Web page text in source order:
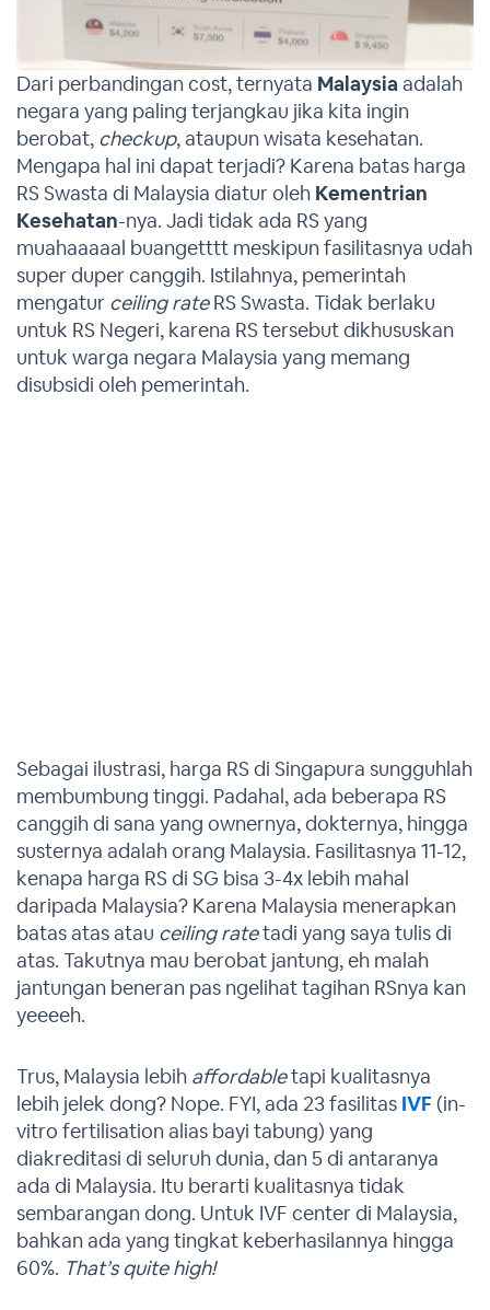
Dari perbandingan cost, ternyata Malaysia adalah
negara yang paling terjangkau jika kita ingin
berobat, checkup, ataupun wisata kesehatan.
Mengapa hal ini dapat terjadi? Karena batas harga
RS Swasta di Malaysia diatur oleh Kementrian
Kesehatan-nya. Jadi tidak ada RS yang
muahaaaaal buangetttt meskipun fasilitasnya udah
super duper canggih. Istilahnya, pemerintah
mengatur ceiling rateRS Swasta. Tidak berlaku
untuk RS Negeri, karena RS tersebut dikhususkan
untuk warga negara Malaysia yang memang
disubsidi oleh pemerintah.
Sebagai ilustrasi, harga RS di Singapura sungguhlah
membumbung tinggi. Padahal, ada beberapa RS
canggih di sana yang ownernya, dokternya, hingga
susternya adalah orang Malaysia. Fasilitasnya 11-12,
kenapa harga RS di SG bisa 3-4x lebih mahal
daripada Malaysia? Karena Malaysia menerapkan
batas atas atau ceiling ratetadi yang saya tulis di
atas. Takutnya mau berobat jantung, eh malah
jantungan beneran pas ngelihat tagihan RSnya kan
yeeeeh.
Trus, Malaysia lebih affordabletapi kualitasnya
lebih jelek dong? Nope. FYI, ada 23 fasilitas IVF (in-
vitro fertilisation alias bayi tabung) yang
diakreditasi di seluruh dunia, dan 5 di antaranya
ada di Malaysia. Itu berarti kualitasnya tidak
sembarangan dong. Untuk IVF center di Malaysia,
bahkan ada yang tingkat keberhasilannya hingga
60%. That’s quite high!